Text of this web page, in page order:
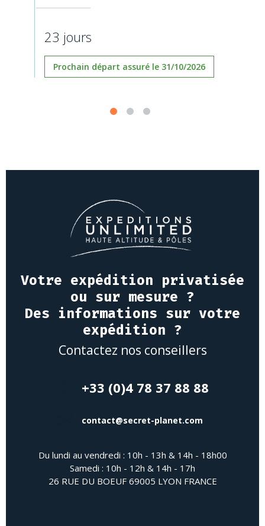
23 jours
Prochain départ assuré le 31/10/2026
Votre expédition privatisée
ou sur mesure ?
Des informations sur votre
expédition ?
Contactez nos conseillers
+33 (0)4 78 37 88 88
contact@secret-planet.com
Du lundi au vendredi : 10h - 13h & 14h - 18h00
Samedi : 10h - 12h & 14h - 17h
26 RUE DU BOEUF 69005 LYON FRANCE